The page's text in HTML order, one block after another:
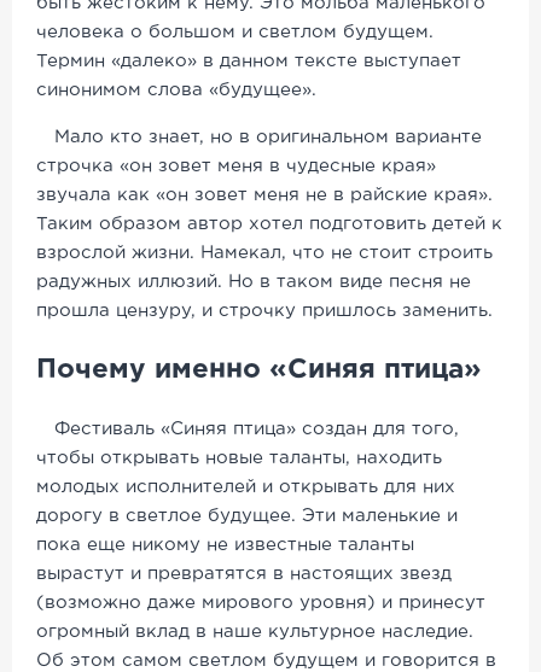
быть жестоким к нему. Это мольба маленького
человека о большом и светлом будущем.
Термин «далеко» в данном тексте выступает
синонимом слова «будущее».
Мало кто знает, но в оригинальном варианте
строчка «он зовет меня в чудесные края»
звучала как «он зовет меня не в райские края».
Таким образом автор хотел подготовить детей к
взрослой жизни. Намекал, что не стоит строить
радужных иллюзий. Но в таком виде песня не
прошла цензуру, и строчку пришлось заменить.
Почему именно «Синяя птица»
Фестиваль «Синяя птица» создан для того,
чтобы открывать новые таланты, находить
молодых исполнителей и открывать для них
дорогу в светлое будущее. Эти маленькие и
пока еще никому не известные таланты
вырастут и превратятся в настоящих звезд
(возможно даже мирового уровня) и принесут
огромный вклад в наше культурное наследие.
Об этом самом светлом будущем и говорится в